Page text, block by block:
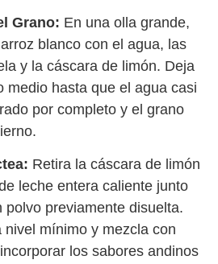
Grano: En una olla grande,
blanco con el agua, las
y la cáscara de limón. Deja
medio hasta que el agua casi
por completo y el grano
Retira la cáscara de limón
leche entera caliente junto
polvo previamente disuelta.
nivel mínimo y mezcla con
los sabores andinos